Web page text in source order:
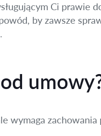
Ci prawie
by zawsze
wymaga